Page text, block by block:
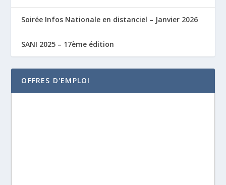
Soirée Infos Nationale en distanciel – Janvier 2026
SANI 2025 – 17ème édition
OFFRES D'EMPLOI